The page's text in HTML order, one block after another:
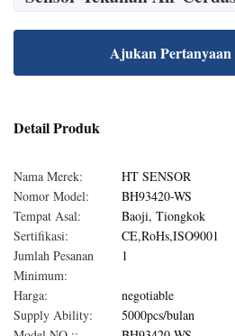
Ajukan Pertanyaan
Detail Produk
Nama Merek:
HT SENSOR
Nomor Model:
BH93420-WS
Tempat Asal:
Baoji, Tiongkok
Sertifikasi:
CE,RoHs,ISO9001
Jumlah Pesanan
Minimum:
1
Harga:
negotiable
Supply Ability:
5000pcs/bulan